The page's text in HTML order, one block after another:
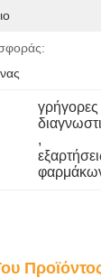
γρήγορες
,